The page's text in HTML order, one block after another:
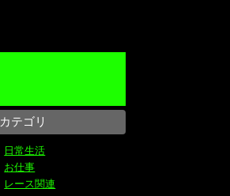
カテゴリ
日常生活
お仕事
レース関連